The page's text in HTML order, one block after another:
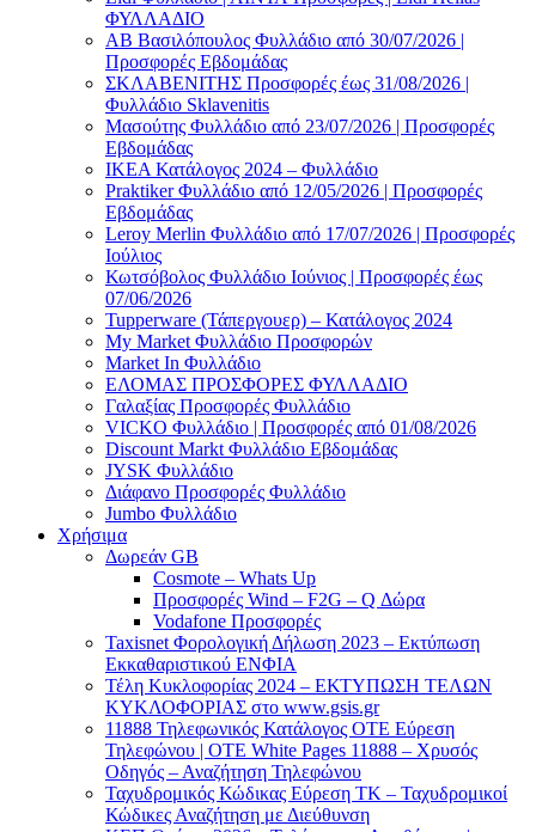
ΦΥΛΛΑΔΙΟ
AB Βασιλόπουλος Φυλλάδιο από 30/07/2026 |
Προσφορές Εβδομάδας
ΣΚΛΑΒΕΝΙΤΗΣ Προσφορές έως 31/08/2026 |
Φυλλάδιο Sklavenitis
Μασούτης Φυλλάδιο από 23/07/2026 | Προσφορές
Εβδομάδας
ΙΚΕΑ Κατάλογος 2024 – Φυλλάδιο
Praktiker Φυλλάδιο από 12/05/2026 | Προσφορές
Εβδομάδας
Leroy Merlin Φυλλάδιο από 17/07/2026 | Προσφορές
Ιούλιος
Κωτσόβολος Φυλλάδιο Ιούνιος | Προσφορές έως
07/06/2026
Tupperware (Τάπεργουερ) – Κατάλογος 2024
My Market Φυλλάδιο Προσφορών
Market In Φυλλάδιο
ΕΛΟΜΑΣ ΠΡΟΣΦΟΡΕΣ ΦΥΛΛΑΔΙΟ
Γαλαξίας Προσφορές Φυλλάδιο
VICKO Φυλλάδιο | Προσφορές από 01/08/2026
Discount Markt Φυλλάδιο Εβδομάδας
JYSK Φυλλάδιο
Διάφανο Προσφορές Φυλλάδιο
Jumbo Φυλλάδιο
Χρήσιμα
Δωρεάν GB
Cosmote – Whats Up
Προσφορές Wind – F2G – Q Δώρα
Vodafone Προσφορές
Taxisnet Φορολογική Δήλωση 2023 – Εκτύπωση
Εκκαθαριστικού EΝΦΙΑ
Τέλη Kυκλοφορίας 2024 – ΕΚΤΥΠΩΣΗ ΤΕΛΩΝ
ΚΥΚΛΟΦΟΡΙΑΣ στο www.gsis.gr
11888 Τηλεφωνικός Κατάλογος ΟΤΕ Εύρεση
Τηλεφώνου | OTE White Pages 11888 – Χρυσός
Οδηγός – Αναζήτηση Τηλεφώνου
Ταχυδρομικός Κώδικας Εύρεση ΤΚ – Ταχυδρομικοί
Κώδικες Αναζήτηση με Διεύθυνση